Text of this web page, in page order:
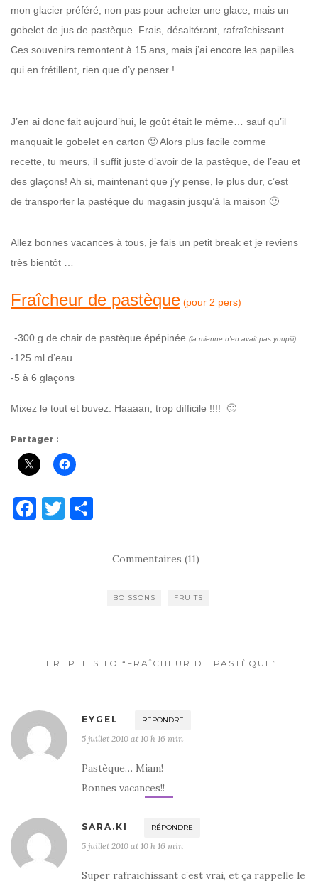
mon glacier préféré, non pas pour acheter une glace, mais un
gobelet de jus de pastèque. Frais, désaltérant, rafraîchissant…
Ces souvenirs remontent à 15 ans, mais j’ai encore les papilles
qui en frétillent, rien que d’y penser !
J’en ai donc fait aujourd’hui, le goût était le même… sauf qu’il
manquait le gobelet en carton 🙂 Alors plus facile comme
recette, tu meurs, il suffit juste d’avoir de la pastèque, de l’eau et
des glaçons! Ah si, maintenant que j’y pense, le plus dur, c’est
de transporter la pastèque du magasin jusqu’à la maison 🙂
Allez bonnes vacances à tous, je fais un petit break et je reviens
très bientôt …
Fraîcheur de pastèque (pour 2 pers)
-300 g de chair de pastèque épépinée (la mienne n’en avait pas youpiii)
-125 ml d’eau
-5 à 6 glaçons
Mixez le tout et buvez. Haaaan, trop difficile !!!! 🙂
Partager :
F
k
T
ta
er
Commentaires (11)
BOISSONS FRUITS
11 REPLIES TO “FRAÎCHEUR DE PASTÈQUE”
EYGEL RÉPONDRE
5 juillet 2010 at 10 h 16 min
Pastèque… Miam!
Bonnes vacances!!
SARA.KI RÉPONDRE
5 juillet 2010 at 10 h 16 min
Super rafraichissant c’est vrai, et ça rappelle le